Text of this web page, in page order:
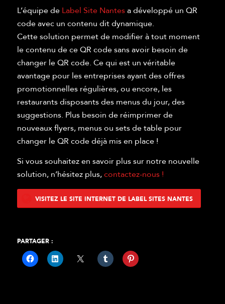
L’équipe de Label Site Nantesa développé un QR
code avec un contenu dit dynamique.
Cette solution permet de modifier à tout moment
le contenu de ce QR code sans avoir besoin de
changer le QR code. Ce qui est un véritable
avantage pour les entreprises ayant des offres
promotionnelles régulières, ou encore, les
restaurants disposants des menus du jour, des
suggestions. Plus besoin de réimprimer de
nouveaux flyers, menus ou sets de table pour
changer le QR code déjà mis en place !
Si vous souhaitez en savoir plus sur notre nouvelle
solution, n’hésitez plus,contactez-nous !
VISITEZ LE SITE INTERNET DE LABEL SITES NANTES
PARTAGER :